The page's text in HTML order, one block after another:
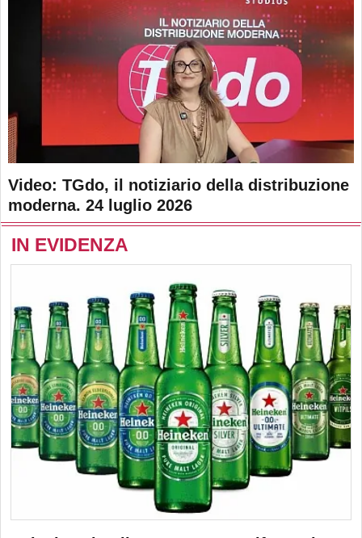
Video: TGdo, il notiziario della distribuzione
moderna. 24 luglio 2026
IN EVIDENZA